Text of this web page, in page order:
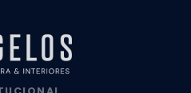
em São Paulo
Comercial
de Apartamento
Residencial